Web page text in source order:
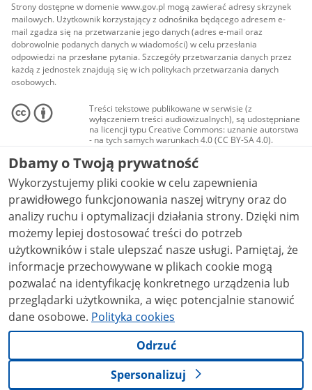
Strony dostępne w domenie www.gov.pl mogą zawierać adresy skrzynek
mailowych. Użytkownik korzystający z odnośnika będącego adresem e-
mail zgadza się na przetwarzanie jego danych (adres e-mail oraz
dobrowolnie podanych danych w wiadomości) w celu przesłania
odpowiedzi na przesłane pytania. Szczegóły przetwarzania danych przez
każdą z jednostek znajdują się w ich politykach przetwarzania danych
osobowych.
Treści tekstowe publikowane w serwisie (z
wyłączeniem treści audiowizualnych), są udostępniane
na licencji typu Creative Commons: uznanie autorstwa
- na tych samych warunkach 4.0 (CC BY-SA 4.0).
Materiały audiowizualne, w tym zdjęcia, materiały
audio i wideo, są udostępniane na licencji typu
Creative Commons: uznanie autorstwa użycie
niekomercyjne - bez utworów zależnych 4.0 (CC BY-
NC-ND 4.0), o ile nie jest to stwierdzone inaczej.
Dbamy o Twoją prywatność
Wykorzystujemy pliki cookie w celu zapewnienia
prawidłowego funkcjonowania naszej witryny oraz do
analizy ruchu i optymalizacji działania strony. Dzięki nim
możemy lepiej dostosować treści do potrzeb
użytkowników i stale ulepszać nasze usługi. Pamiętaj, że
informacje przechowywane w plikach cookie mogą
pozwalać na identyfikację konkretnego urządzenia lub
przeglądarki użytkownika, a więc potencjalnie stanowić
dane osobowe. Polityka cookies
Odrzuć
Spersonalizuj